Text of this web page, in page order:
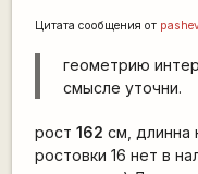
Цитата сообщения от
геометрию
смысле уточни.
рост 162 см, длинна
ростовки 16 нет в